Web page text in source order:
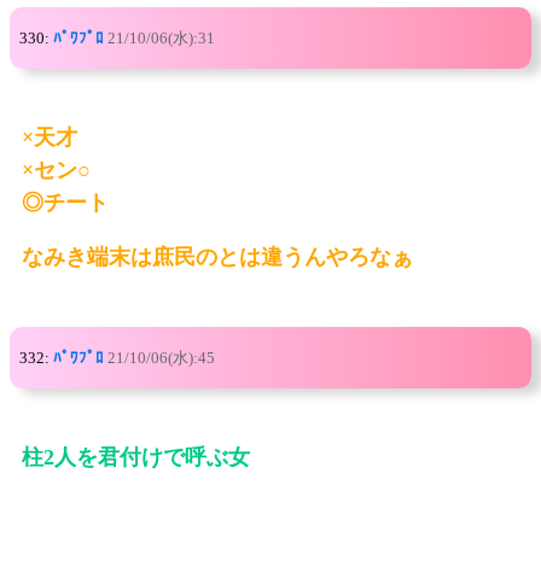
330: ﾊﾟﾜﾌﾟﾛ 21/10/06(水):31
×天才
×セン○
◎チート
なみき端末は庶民のとは違うんやろなぁ
332: ﾊﾟﾜﾌﾟﾛ 21/10/06(水):45
柱2人を君付けで呼ぶ女